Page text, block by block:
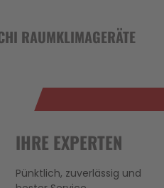
RAUMKLIMAGERÄTE
IHRE EXPERTEN
Pünktlich, zuverlässig und